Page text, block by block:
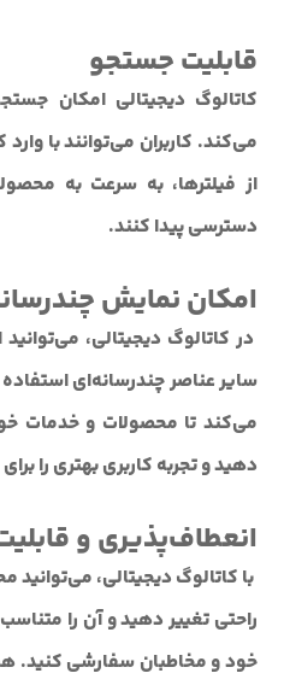
قابلیت جستجو
کاتالوگ دیجیتالی امکان
می‌کند. کاربران می‌توانند با
از فیلترها، به سرعت به
دسترسی پیدا کنند.
امکان نمایش
در کاتالوگ دیجیتالی،
سایر عناصر چندرسانه‌ای
می‌کند تا محصولات و خدمات
دهید و تجربه کاربری بهتری را
انعطاف‌پذیری و
با کاتالوگ دیجیتالی، می‌توانید
راحتی تغییر دهید و آن را
خود و مخاطبان سفارشی کنید.